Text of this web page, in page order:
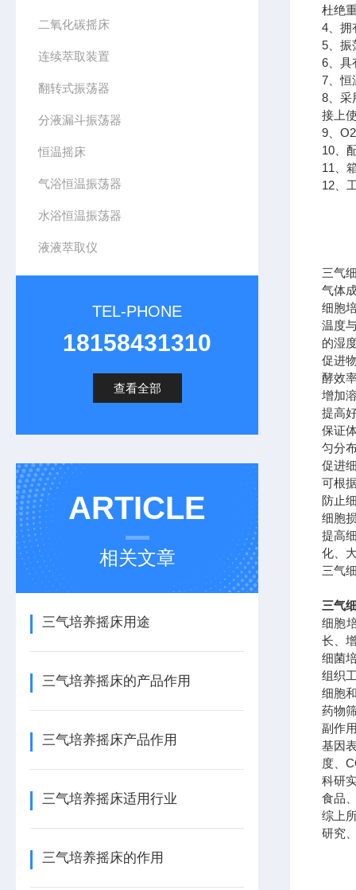
二氧化碳摇床
连续萃取装置
翻转式振荡器
分液漏斗振荡器
恒温摇床
气浴恒温振荡器
水浴恒温振荡器
液液萃取仪
TEL-PHONE
18158431310
查看全部
ARTICLE
相关文章
三气培养摇床用途
三气培养摇床的产品作用
三气培养摇床产品作用
三气培养摇床适用行业
三气培养摇床的作用
杜绝
4、拥
5、振
6、具
7、恒
8、采
接上
9、
10、
11、
12、
三气
气体
细胞
温度
的湿
促进
酵效
增加
提高
保证
匀分
促进
可根
防止
细胞
提高
化、
三气
三气
细胞
长、
细菌
组织
细胞
药物
副作
基因
度、
科研
食品
综上
研究